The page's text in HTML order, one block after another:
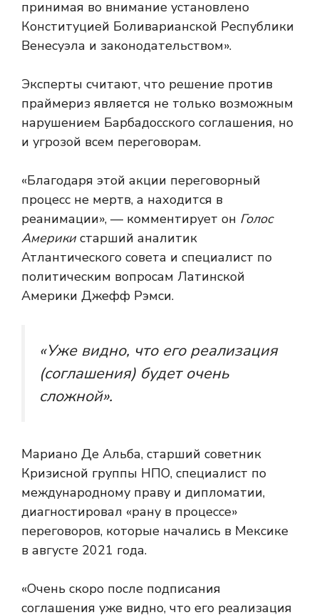
принимая во внимание установлено
Конституцией Боливарианской Республики
Венесуэла и законодательством».
Эксперты считают, что решение против
праймериз является не только возможным
нарушением Барбадосского соглашения, но
и угрозой всем переговорам.
«Благодаря этой акции переговорный
процесс не мертв, а находится в
реанимации», — комментирует он Голос
Америкистарший аналитик
Атлантического совета и специалист по
политическим вопросам Латинской
Америки Джефф Рэмси.
«Уже видно, что его реализация
(соглашения) будет очень
сложной».
Мариано Де Альба, старший советник
Кризисной группы НПО, специалист по
международному праву и дипломатии,
диагностировал «рану в процессе»
переговоров, которые начались в Мексике
в августе 2021 года.
«Очень скоро после подписания
соглашения уже видно, что его реализация